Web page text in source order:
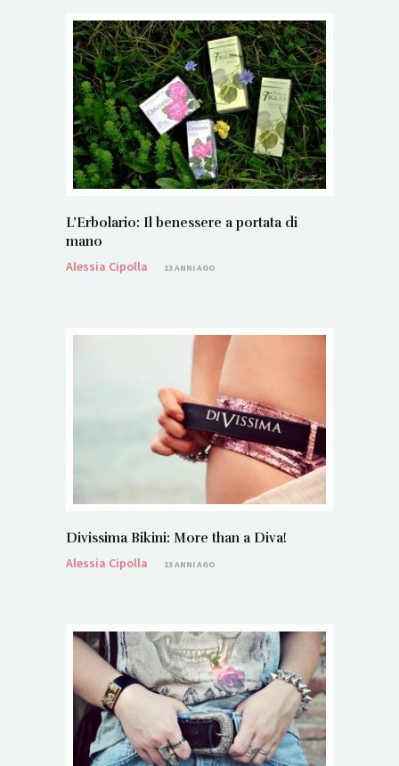
L’Erbolario: Il benessere a portata di
mano
Alessia Cipolla
13 ANNI AGO
Divissima Bikini: More than a Diva!
Alessia Cipolla
13 ANNI AGO